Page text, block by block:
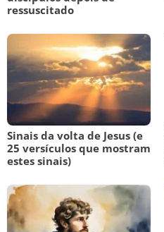
ressuscitado
Sinais da volta de Jesus (e
25 versículos que mostram
estes sinais)